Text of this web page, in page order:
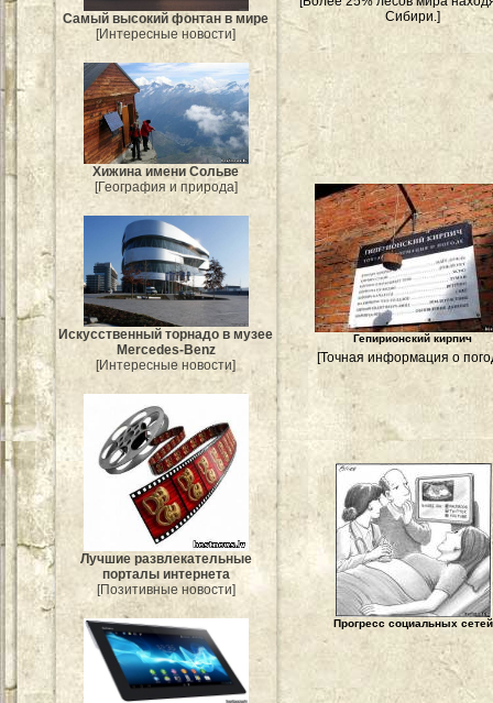
Самый высокий фонтан в мире
[Интересные новости]
Хижина имени Сольве
[География и природа]
Искусственный торнадо в музее
Mercedes-Benz
[Интересные новости]
Лучшие развлекательные
порталы интернета
[Позитивные новости]
Сибири.]
Гепирионский кирпич
[Точная информация о
Прогресс социальных сетей